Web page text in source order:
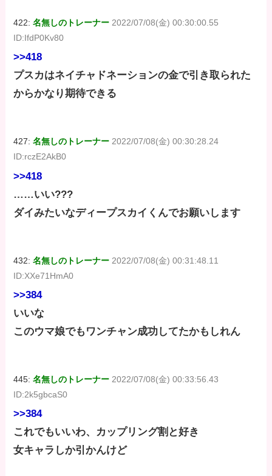
422:名無しのトレーナー 2022/07/08(金) 00:30:00.55
ID:IfdP0Kv80
>>418
プスカはネイチャドネーションの金で引き取られた
からかなり期待できる
427:名無しのトレーナー 2022/07/08(金) 00:30:28.24
ID:rczE2AkB0
>>418
……いい???
ダイみたいなディープスカイくんでお願いします
432:名無しのトレーナー 2022/07/08(金) 00:31:48.11
ID:XXe71HmA0
>>384
いいな
このウマ娘でもワンチャン成功してたかもしれん
445:名無しのトレーナー 2022/07/08(金) 00:33:56.43
ID:2k5gbcaS0
>>384
これでもいいわ、カップリング割と好き
女キャラしか引かんけど